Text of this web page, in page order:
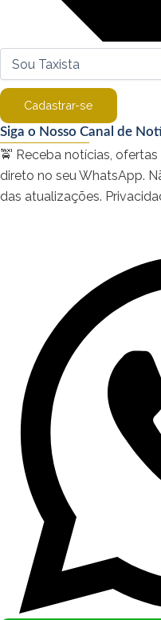
Cadastrar-se
Siga o Nosso Canal de
🚖 Receba notícias,
direto no seu WhatsApp.
das atualizações.